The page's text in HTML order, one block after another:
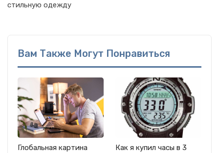
стильную одежду
Вам Также Могут Понравиться
Глобальная картина
Как я купил часы в 3